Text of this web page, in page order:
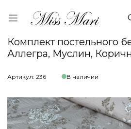
Комплект постельного
Аллегра, Муслин,
Артикул: 236 В наличии